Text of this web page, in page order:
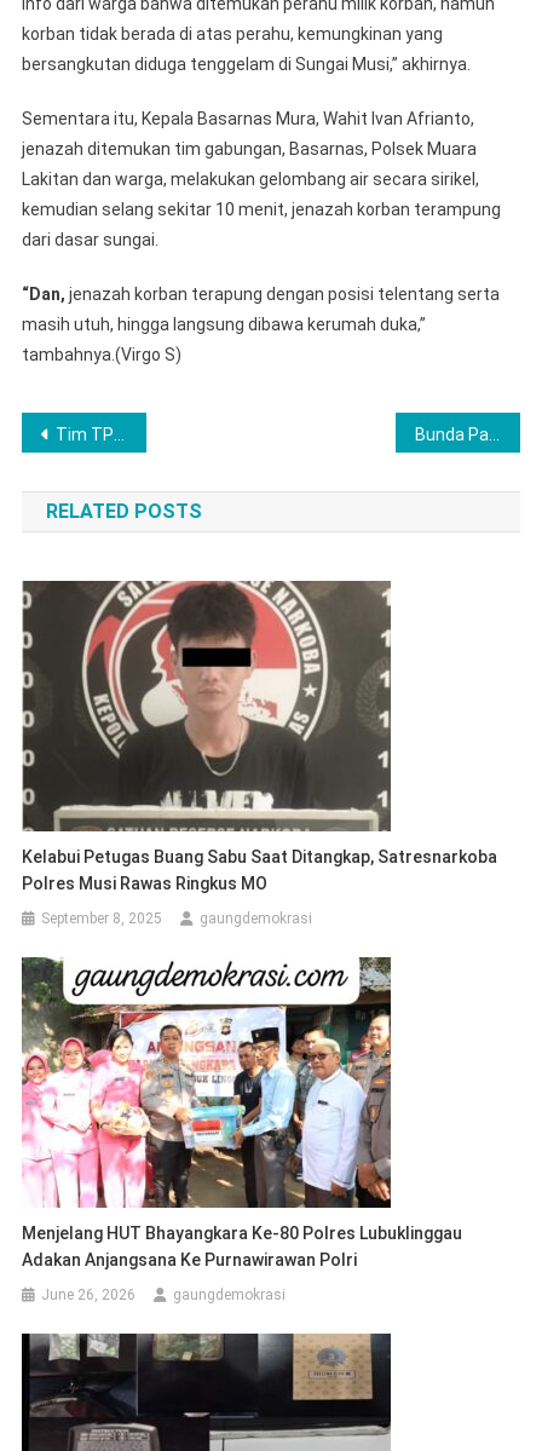
info dari warga bahwa ditemukan perahu milik korban, namun
korban tidak berada di atas perahu, kemungkinan yang
bersangkutan diduga tenggelam di Sungai Musi,” akhirnya.
Sementara itu, Kepala Basarnas Mura, Wahit Ivan Afrianto,
jenazah ditemukan tim gabungan, Basarnas, Polsek Muara
Lakitan dan warga, melakukan gelombang air secara sirikel,
kemudian selang sekitar 10 menit, jenazah korban terampung
dari dasar sungai.
“Dan, jenazah korban terapung dengan posisi telentang serta
masih utuh, hingga langsung dibawa kerumah duka,”
tambahnya.(Virgo S)
Post
navigation
Tim TP PKK Sumatera Selatan Hadiri Lomba Rumah Cinta di Desa Sidodadi Bunda Paud Labuhanbatu Sosialisasikan Paud Holistik Integratif
RELATED POSTS
Kelabui Petugas Buang Sabu Saat Ditangkap, Satresnarkoba
Polres Musi Rawas Ringkus MO
September 8, 2025 gaungdemokrasi
Menjelang HUT Bhayangkara Ke-80 Polres Lubuklinggau
Adakan Anjangsana Ke Purnawirawan Polri
June 26, 2026 gaungdemokrasi